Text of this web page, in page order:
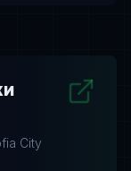
City